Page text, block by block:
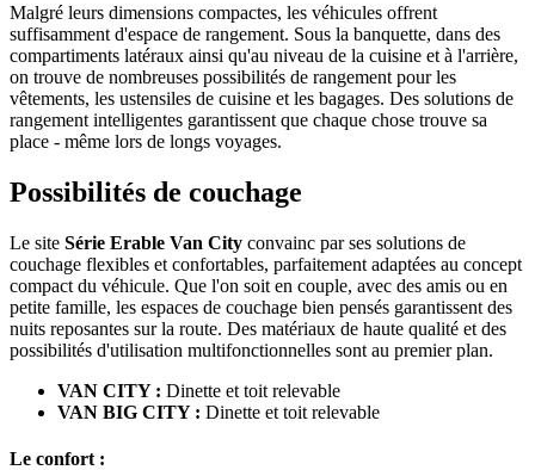
Malgré leurs dimensions compactes, les véhicules offrent
suffisamment d'espace de rangement. Sous la banquette, dans des
compartiments latéraux ainsi qu'au niveau de la cuisine et à l'arrière,
on trouve de nombreuses possibilités de rangement pour les
vêtements, les ustensiles de cuisine et les bagages. Des solutions de
rangement intelligentes garantissent que chaque chose trouve sa
place - même lors de longs voyages.
Possibilités de couchage
Le site Série Erable Van City convainc par ses solutions de
couchage flexibles et confortables, parfaitement adaptées au concept
compact du véhicule. Que l'on soit en couple, avec des amis ou en
petite famille, les espaces de couchage bien pensés garantissent des
nuits reposantes sur la route. Des matériaux de haute qualité et des
possibilités d'utilisation multifonctionnelles sont au premier plan.
VAN CITY : Dinette et toit relevable
VAN BIG CITY : Dinette et toit relevable
Le confort :